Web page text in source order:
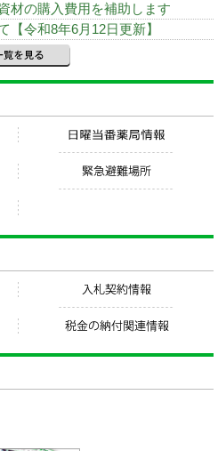
材の購入費用を補助します
【令和8年6月12日更新】